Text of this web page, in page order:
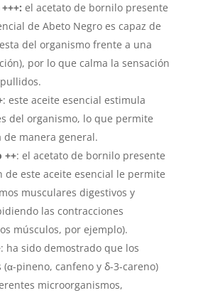
el acetato de bornilo presente
de Abeto Negro es capaz de
del organismo frente a una
por lo que calma la sensación
: este aceite esencial estimula
del organismo, lo que permite
manera general.
++: el acetato de bornilo presente
de este aceite esencial le permite
musculares digestivos y
las contracciones
músculos, por ejemplo).
: ha sido demostrado que los
pineno, canfeno y ẟ-3-careno)
microorganismos,